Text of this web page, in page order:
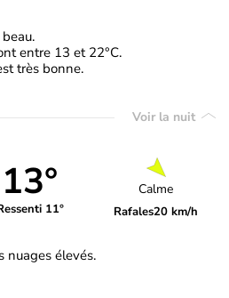
entre 13 et 22°C.
très bonne.
Voir la nuit
13°
11°
Calme
Rafales20 km/h
nuages élevés.